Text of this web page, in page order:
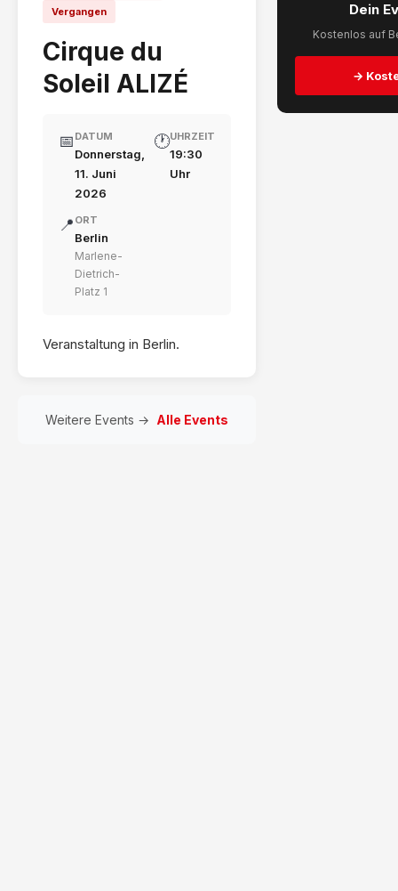
Vergangen
Cirque du
Soleil ALIZÉ
📅 DATUM
Donnerstag,
11. Juni
2026
🕐UHRZEIT
19:30
Uhr
📍 ORT
Berlin
Marlene-
Dietrich-
Platz 1
Veranstaltung in Berlin.
Weitere Events → Alle Events
Dein
Kostenlos auf
→